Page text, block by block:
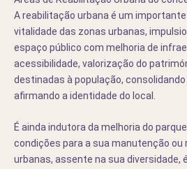
A reabilitação urbana é um
vitalidade das zonas urbanas,
espaço público com melhoria de
acessibilidade, valorização do
destinadas à população,
afirmando a identidade do local.
É ainda indutora da melhoria do
condições para a sua manutenção ou
urbanas, assente na sua diversidade,